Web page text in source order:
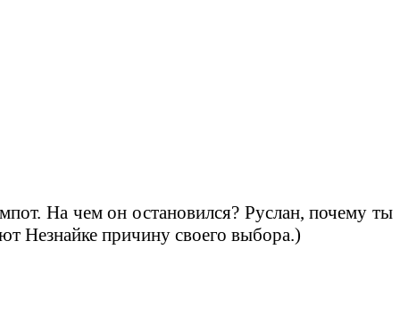
На чем он остановился? Руслан, почему ты
Незнайке причину своего выбора.)